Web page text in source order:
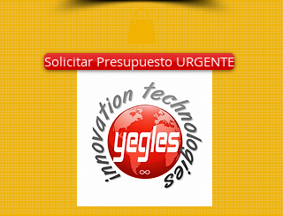
Solicitar Presupuesto URGENTE